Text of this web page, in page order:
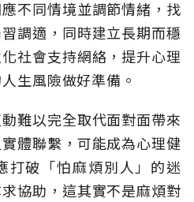
不同情境並調節情緒，找
調適，同時建立長期而穩
社會支持網絡，提升心理
生風險做好準備。
難以完全取代面對面帶來
體聯繫，可能成為心理健
打破「怕麻煩別人」的迷
協助，這其實不是麻煩對